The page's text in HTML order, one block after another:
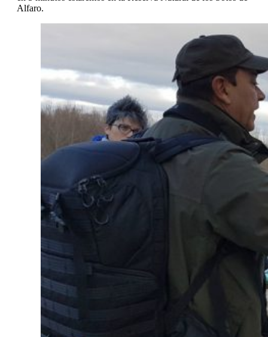
Alfaro.